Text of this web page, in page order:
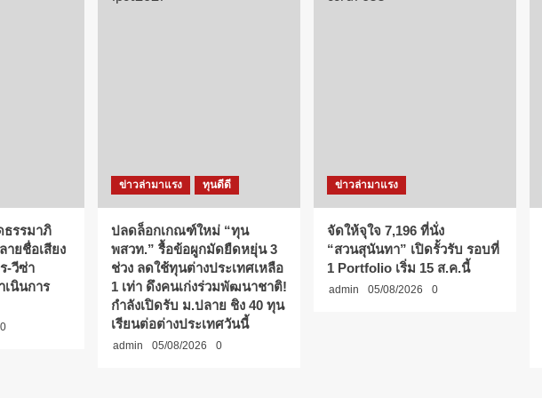
ธรรมาภิ
ายชื่อเสียง
-วีซ่า
เนินการ
0
ข่าวล่ามาแรง ทุนดีดี
ปลดล็อกเกณฑ์ใหม่ “ทุน
พสวท.” รื้อข้อผูกมัดยืดหยุ่น 3
ช่วง ลดใช้ทุนต่างประเทศเหลือ
1 เท่า ดึงคนเก่งร่วมพัฒนาชาติ!
กำลังเปิดรับ ม.ปลาย ชิง 40 ทุน
เรียนต่อต่างประเทศวันนี้
admin 05/08/2026 0
ข่าวล่ามาแรง
จัดให้จุใจ 7,196 ที่นั่ง
“สวนสุนันทา” เปิดรั้วรับ รอบที่
1 Portfolio เริ่ม 15 ส.ค.นี้
admin 05/08/2026 0